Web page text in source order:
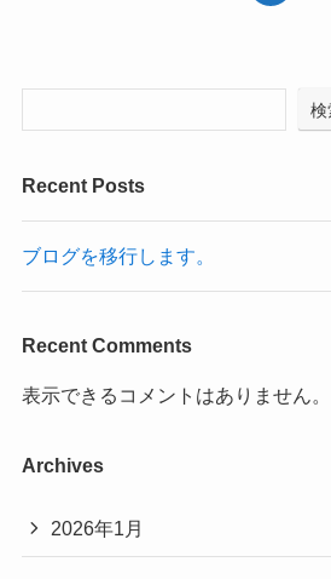
検
Recent Posts
ブログを移行します。
Recent Comments
表示できるコメントはありません。
Archives
2026年1月